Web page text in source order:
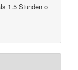
1.5 Stunden o